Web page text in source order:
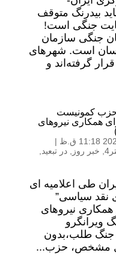
بیدرنگ متوقف
جنگی است!
جنگی سازمان‌
است. شهرهای
گرفته‌اند و
حزب کمونیست
همکاری نیروهای
|
, خبر روز در تبعید
طی اعلامیه ای
نقد سیاسی”
نیروهای
ویرانگرو
جنگ طلب،بدون
مشخص، حزب...